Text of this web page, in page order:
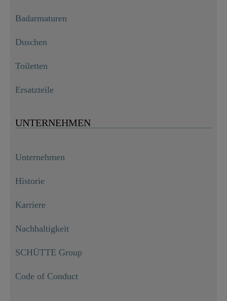
Badarmaturen
Duschen
Toiletten
Ersatzteile
UNTERNEHMEN
Unternehmen
Historie
Karriere
Nachhaltigkeit
SCHÜTTE Group
Code of Conduct